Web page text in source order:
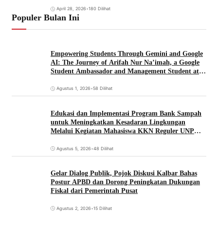
April 28, 2026•180 Dilihat
Populer Bulan Ini
Empowering Students Through Gemini and Google
AI: The Journey of Arifah Nur Na’imah, a Google
Student Ambassador and Management Student at
Agustus 1, 2026•58 Dilihat
Edukasi dan Implementasi Program Bank Sampah
untuk Meningkatkan Kesadaran Lingkungan
Melalui Kegiatan Mahasiswa KKN Reguler UNP
Agustus 5, 2026•48 Dilihat
Gelar Dialog Publik, Pojok Diskusi Kalbar Bahas
Postur APBD dan Dorong Peningkatan Dukungan
Fiskal dari Pemerintah Pusat
Agustus 2, 2026•15 Dilihat